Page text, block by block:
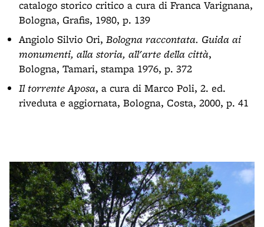
catalogo storico critico a cura di Franca Varignana,
Bologna, Grafis, 1980, p. 139
Angiolo Silvio Ori, Bologna raccontata. Guida ai
monumenti, alla storia, all'arte della città,
Bologna, Tamari, stampa 1976, p. 372
Il torrente Aposa, a cura di Marco Poli, 2. ed.
riveduta e aggiornata, Bologna, Costa, 2000, p. 41